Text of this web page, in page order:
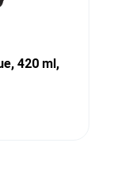
420 ml,